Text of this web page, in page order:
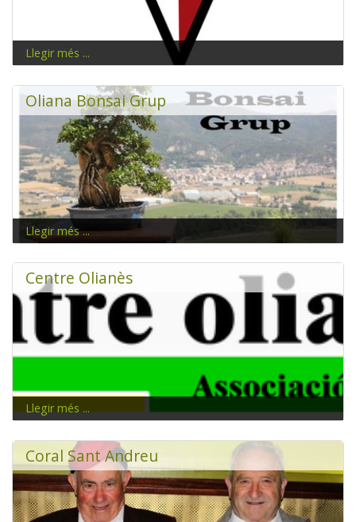
www.futbol-veterans-oliana.cat
Llegir més ...
Oliana Bonsai Grup
Llegir més ...
Centre Olianès
Llegir més ...
Coral Sant Andreu